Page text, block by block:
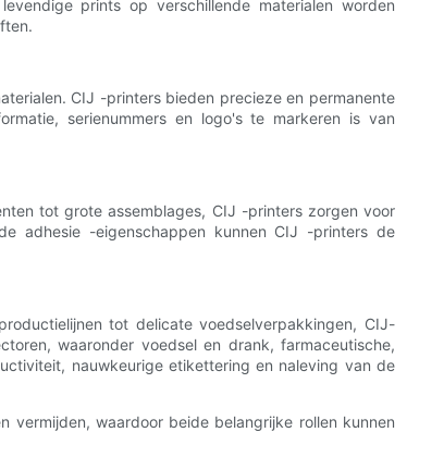
prints op verschillende materialen worden
CIJ -printers bieden precieze en permanente
serienummers en logo's te markeren is van
tot grote assemblages, CIJ -printers zorgen voor
adhesie -eigenschappen kunnen CIJ -printers de
tot delicate voedselverpakkingen, CIJ-
waaronder voedsel en drank, farmaceutische,
nauwkeurige etikettering en naleving van de
vermijden, waardoor beide belangrijke rollen kunnen